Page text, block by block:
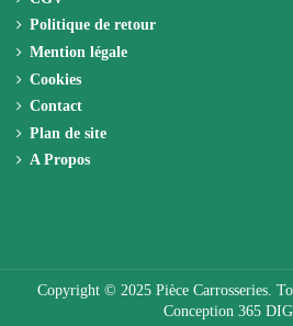
Politique de retour
Mention légale
Cookies
Contact
Plan de site
A Propos
Copyright © 2025 Pièce Carrosseries.
Conception 365